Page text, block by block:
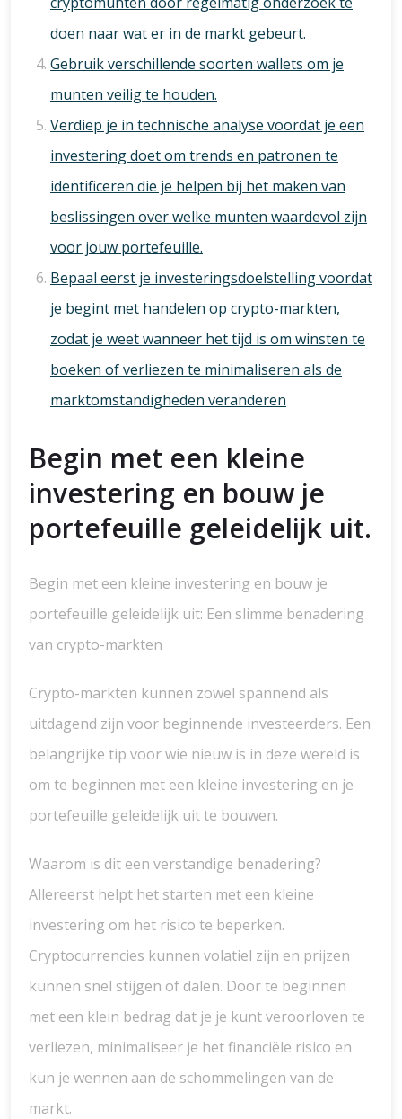
doen naar wat er in de markt gebeurt.
Gebruik verschillende soorten wallets om je
munten veilig te houden.
Verdiep je in technische analyse voordat je een
investering doet om trends en patronen te
identificeren die je helpen bij het maken van
beslissingen over welke munten waardevol zijn
voor jouw portefeuille.
Bepaal eerst je investeringsdoelstelling voordat
je begint met handelen op crypto-markten,
zodat je weet wanneer het tijd is om winsten te
boeken of verliezen te minimaliseren als de
marktomstandigheden veranderen
Begin met een kleine
investering en bouw je
portefeuille geleidelijk uit.
Begin met een kleine investering en bouw je
portefeuille geleidelijk uit: Een slimme benadering
van crypto-markten
Crypto-markten kunnen zowel spannend als
uitdagend zijn voor beginnende investeerders. Een
belangrijke tip voor wie nieuw is in deze wereld is
om te beginnen met een kleine investering en je
portefeuille geleidelijk uit te bouwen.
Waarom is dit een verstandige benadering?
Allereerst helpt het starten met een kleine
investering om het risico te beperken.
Cryptocurrencies kunnen volatiel zijn en prijzen
kunnen snel stijgen of dalen. Door te beginnen
met een klein bedrag dat je je kunt veroorloven te
verliezen, minimaliseer je het financiële risico en
kun je wennen aan de schommelingen van de
markt.